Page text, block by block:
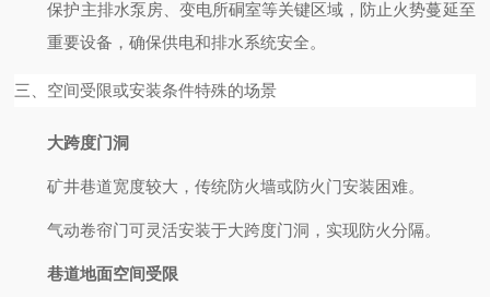
保护主排水泵房、变电所硐室等关键区域，防止火势蔓延至
重要设备，确保供电和排水系统安全。
三、空间受限或安装条件特殊的场景
大跨度门洞
矿井巷道宽度较大，传统防火墙或防火门安装困难。
气动卷帘门可灵活安装于大跨度门洞，实现防火分隔。
巷道地面空间受限